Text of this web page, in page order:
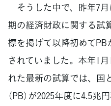
そうした中で、昨年7月
期の経済財政に関する試
標を掲げて以降初めて
されていました。本年1
れた最新の試算では、国
（PB）が2025年度に4.5